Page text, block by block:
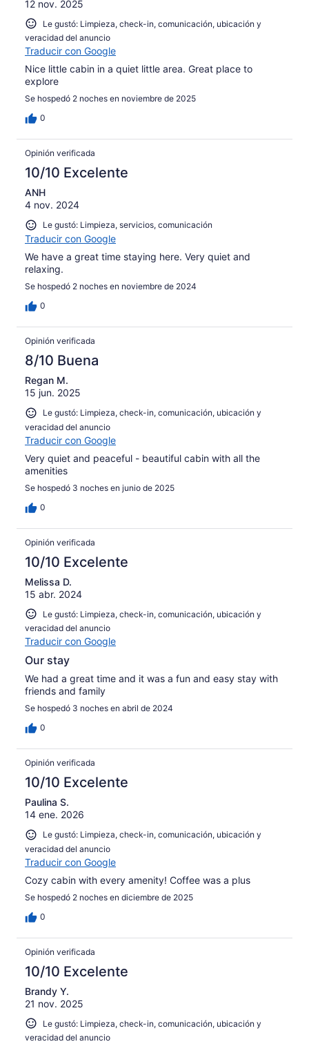
opiniones
12 nov. 2025
Le gustó: Limpieza, check-in, comunicación, ubicación y
veracidad del anuncio
Traducir con Google
Nice little cabin in a quiet little area. Great place to
explore
Se hospedó 2 noches en noviembre de 2025
0
Opinión verificada
10/10 Excelente
ANH
4 nov. 2024
Le gustó: Limpieza, servicios, comunicación
Traducir con Google
We have a great time staying here. Very quiet and
relaxing.
Se hospedó 2 noches en noviembre de 2024
0
Opinión verificada
8/10 Buena
Regan M.
15 jun. 2025
Le gustó: Limpieza, check-in, comunicación, ubicación y
veracidad del anuncio
Traducir con Google
Very quiet and peaceful - beautiful cabin with all the
amenities
Se hospedó 3 noches en junio de 2025
0
Opinión verificada
10/10 Excelente
Melissa D.
15 abr. 2024
Le gustó: Limpieza, check-in, comunicación, ubicación y
veracidad del anuncio
Traducir con Google
Our stay
We had a great time and it was a fun and easy stay with
friends and family
Se hospedó 3 noches en abril de 2024
0
Opinión verificada
10/10 Excelente
Paulina S.
14 ene. 2026
Le gustó: Limpieza, check-in, comunicación, ubicación y
veracidad del anuncio
Traducir con Google
Cozy cabin with every amenity! Coffee was a plus
Se hospedó 2 noches en diciembre de 2025
0
Opinión verificada
10/10 Excelente
Brandy Y.
21 nov. 2025
Le gustó: Limpieza, check-in, comunicación, ubicación y
veracidad del anuncio